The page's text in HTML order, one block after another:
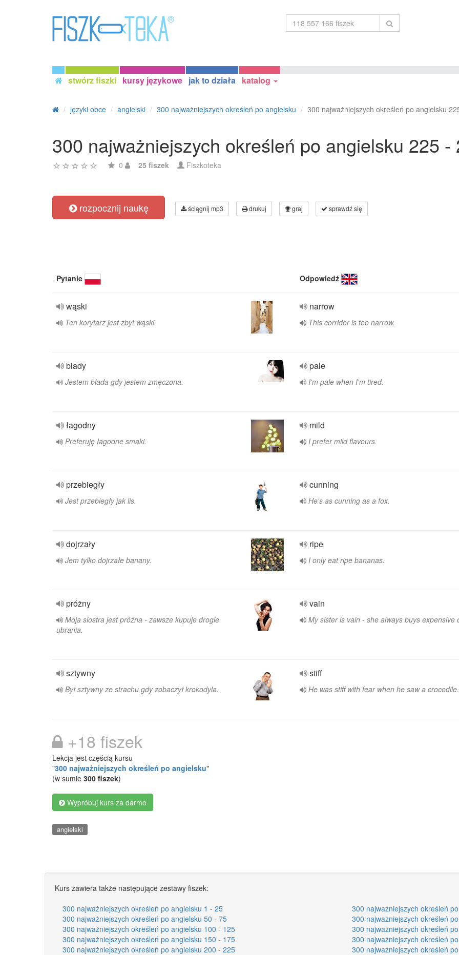
stwórz fiszki kursy językowe jak to działa katalog
języki obce angielski 300 najważniejszych określeń po angielsku 300 najważniejszych określeń po angielsku
300 najważniejszych określeń po angielsku 225 -
0 25 fiszek Fiszkoteka
rozpocznij naukę ściągnij mp3 drukuj graj sprawdź się
Pytanie Odpowiedź
wąski
Ten korytarz jest zbyt wąski.
narrow
This corridor is too narrow.
blady
Jestem blada gdy jestem zmęczona.
pale
I'm pale when I'm tired.
łagodny
Preferuję łagodne smaki.
mild
I prefer mild flavours.
przebiegły
Jest przebiegły jak lis.
cunning
He's as cunning as a fox.
dojrzały
Jem tylko dojrzałe banany.
ripe
I only eat ripe bananas.
próżny
Moja siostra jest próżna - zawsze kupuje drogie
ubrania.
vain
My sister is vain - she always buys expensive
sztywny
Był sztywny ze strachu gdy zobaczył krokodyla.
stiff
He was stiff with fear when he saw a crocodile.
+18 fiszek
Lekcja jest częścią kursu
"300 najważniejszych określeń po angielsku"
(w sumie 300 fiszek)
Wypróbuj kurs za darmo
angielski
Kurs zawiera także następujące zestawy fiszek:
300 najważniejszych określeń po angielsku 1 - 25
300 najważniejszych określeń
300 najważniejszych określeń po angielsku 50 - 75
300 najważniejszych określeń
300 najważniejszych określeń po angielsku 100 - 125
300 najważniejszych określeń
300 najważniejszych określeń po angielsku 150 - 175
300 najważniejszych określeń
300 najważniejszych określeń po angielsku 200 - 225
300 najważniejszych określeń